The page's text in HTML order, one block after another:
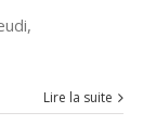
Lire la suite